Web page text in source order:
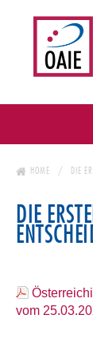
HOME DIE
DIE
vom